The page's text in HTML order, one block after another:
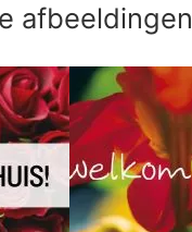
afbeeldingen